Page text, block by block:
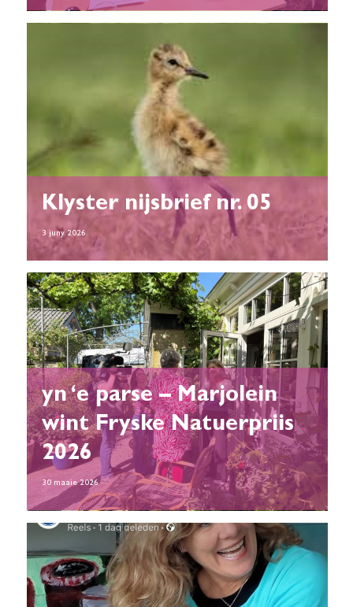
Klyster nijsbrief nr. 05
3 juny 2026
yn ‘e parse – Marjolein
wint Fryske Natuerpriis
2026
30 maaie 2026